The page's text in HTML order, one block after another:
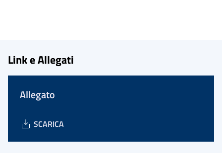
Link e Allegati
Allegato
SCARICA